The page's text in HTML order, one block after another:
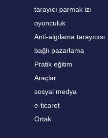
tarayıcı parmak izi
oyunculuk
Anti-algılama tarayıcısı
bağlı pazarlama
Pratik eğitim
Araçlar
sosyal medya
e-ticaret
Ortak